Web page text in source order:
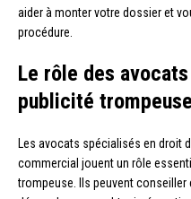
aider à monter votre dossier et
procédure.
Le rôle des
publicité trompeuse
Les avocats spécialisés en droit
commercial jouent un rôle
trompeuse. Ils peuvent